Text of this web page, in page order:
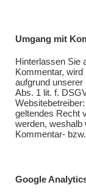
Umgang mit
Hinterlassen Sie
Kommentar,
aufgrund
Abs. 1 lit. f.
geltendes Recht
werden, weshalb
Kommentar-
Google